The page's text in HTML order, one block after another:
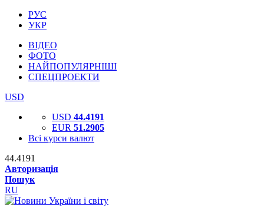
РУС
УКР
ВІДЕО
ФОТО
НАЙПОПУЛЯРНІШІ
СПЕЦПРОЕКТИ
USD
USD 44.4191
EUR 51.2905
Всі курси валют
44.4191
Авторизація
Пошук
RU